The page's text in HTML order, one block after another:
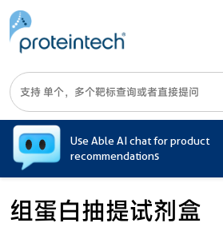
Use Able AI chat for product
recommendations
组蛋白抽提试剂盒